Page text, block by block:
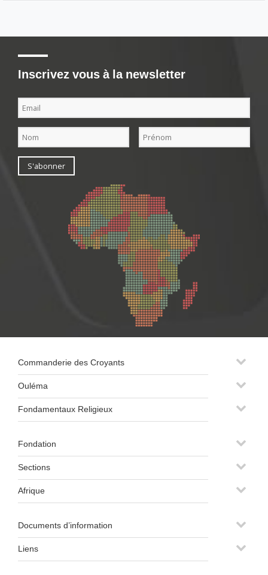
Inscrivez vous à la newsletter
Commanderie des Croyants
Ouléma
Fondamentaux Religieux
Fondation
Sections
Afrique
Documents d’information
Liens